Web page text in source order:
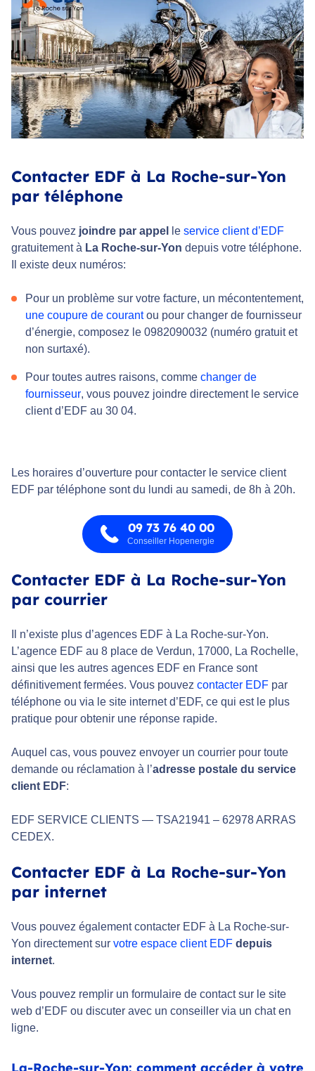
Contacter EDF à La Roche-sur-Yon
par téléphone
Vous pouvez joindre par appel le service client d’EDF
gratuitement à La Roche-sur-Yon depuis votre téléphone.
Il existe deux numéros:
Pour un problème sur votre facture, un mécontentement,
une coupure de courantou pour changer de fournisseur
d’énergie, composez le 0982090032 (numéro gratuit et
non surtaxé).
Pour toutes autres raisons, comme changer de
fournisseur, vous pouvez joindre directement le service
client d’EDF au 30 04.
Les horaires d’ouverture pour contacter le service client
EDF par téléphone sont du lundi au samedi, de 8h à 20h.
09 73 76 40 00
Conseiller Hopenergie
Contacter EDF à La Roche-sur-Yon
par courrier
Il n’existe plus d’agences EDF à La Roche-sur-Yon.
L’agence EDF au 8 place de Verdun, 17000, La Rochelle,
ainsi que les autres agences EDF en France sont
définitivement fermées. Vous pouvez contacter EDF par
téléphone ou via le site internet d’EDF, ce qui est le plus
pratique pour obtenir une réponse rapide.
Auquel cas, vous pouvez envoyer un courrier pour toute
demande ou réclamation à l’adresse postale du service
client EDF:
EDF SERVICE CLIENTS — TSA21941 – 62978 ARRAS
CEDEX.
Contacter EDF à La Roche-sur-Yon
par internet
Vous pouvez également contacter EDF à La Roche-sur-
Yon directement sur votre espace client EDF depuis
internet.
Vous pouvez remplir un formulaire de contact sur le site
web d’EDF ou discuter avec un conseiller via un chat en
ligne.